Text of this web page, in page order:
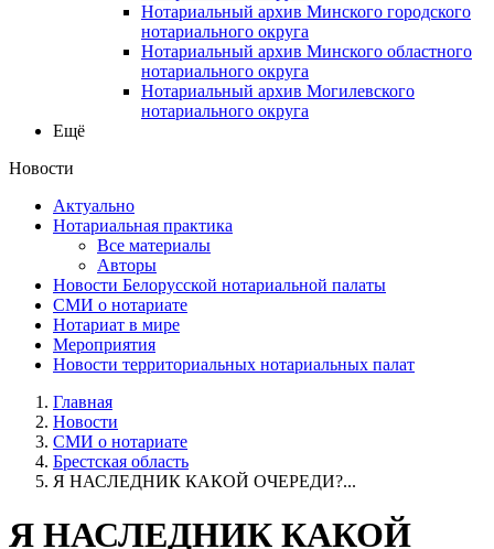
Нотариальный архив Минского городского
нотариального округа
Нотариальный архив Минского областного
нотариального округа
Нотариальный архив Могилевского
нотариального округа
Ещё
Новости
Актуально
Нотариальная практика
Все материалы
Авторы
Новости Белорусской нотариальной палаты
СМИ о нотариате
Нотариат в мире
Мероприятия
Новости территориальных нотариальных палат
Главная
Новости
СМИ о нотариате
Брестская область
Я НАСЛЕДНИК КАКОЙ ОЧЕРЕДИ?...
Я НАСЛЕДНИК КАКОЙ